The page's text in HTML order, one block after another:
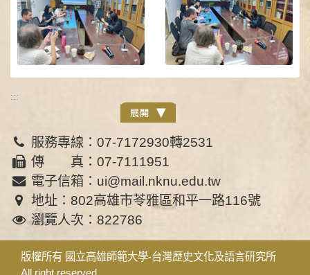
:::
服務專線：07-7172930轉2531
傳 真：07-7111951
電子信箱：ui@mail.nknu.edu.tw
地址：802高雄市苓雅區和平一路116號
瀏覽人次：822786
版權所有 國立高雄師範大學-台灣歷史文化及語言研究所
All right reserved.